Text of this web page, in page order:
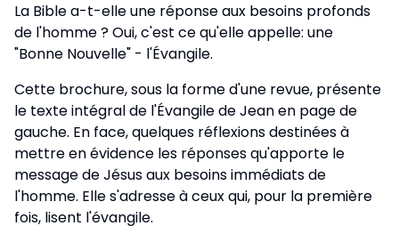
La Bible a-t-elle une réponse aux besoins profonds
de l'homme ? Oui, c'est ce qu'elle appelle: une
"Bonne Nouvelle" - l'Évangile.
Cette brochure, sous la forme d'une revue, présente
le texte intégral de l'Évangile de Jean en page de
gauche. En face, quelques réflexions destinées à
mettre en évidence les réponses qu'apporte le
message de Jésus aux besoins immédiats de
l'homme. Elle s'adresse à ceux qui, pour la première
fois, lisent l'évangile.